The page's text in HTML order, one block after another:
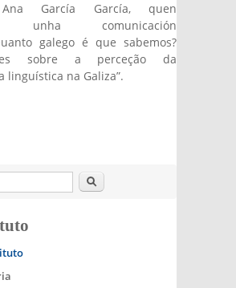
García García, quen
unha comunicación
galego é que sabemos?
sobre a perceção da
linguística na Galiza”.
is external)
Buscar